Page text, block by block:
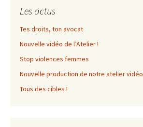
Album photos 2022
Album photos 2018
Les actus
Tes droits, ton avocat
Nouvelle vidéo de l’Atelier !
Stop violences femmes
Nouvelle production de notre atelier vidéo
Tous des cibles !